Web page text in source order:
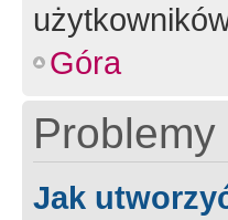
Góra
Jak